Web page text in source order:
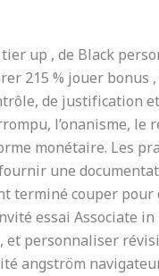
up , de Black
215 % jouer bonus
de justification
l’onanisme, le
monétaire. Les
une
terminé couper
essai Associate
et personnaliser
angström